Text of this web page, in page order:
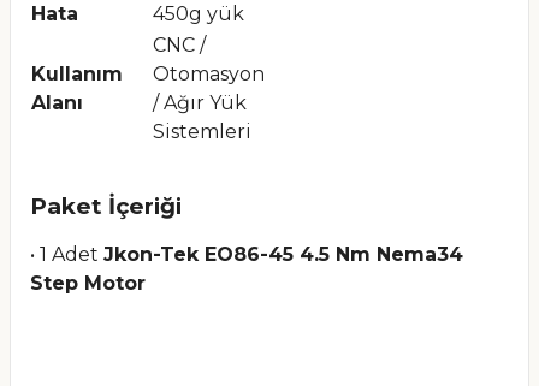
Hata
450g yük
Kullanım
Alanı
CNC /
Otomasyon
/ Ağır Yük
Sistemleri
Paket İçeriği
• 1 Adet Jkon-Tek EO86-45 4.5 Nm Nema34
Step Motor